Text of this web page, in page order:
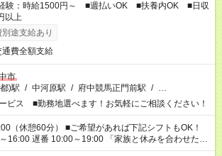
験：時給1500円～ ■週払いOK ■扶養内OK ■日収
以上
途支給あり
通費全額支給
市
)駅 / 中河原駅 / 府中競馬正門前駅 / …
ビス ■勤務地選べます！お気軽にご相談ください！
■ご希望があれば下記シフトもOK！
遅番 10:00～19:00 「家族と休みを合わせた
を持って夕飯の準備がしたい」 「できれば残業はし